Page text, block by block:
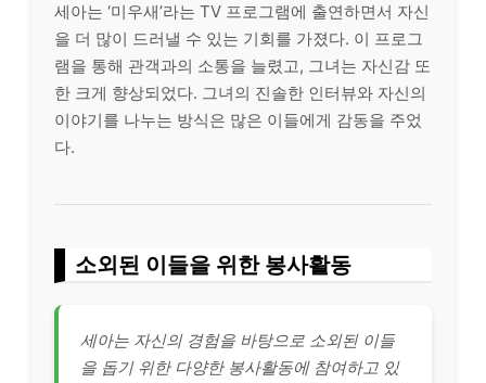
세아는 ‘미우새’라는 TV 프로그램에 출연하면서 자신
을 더 많이 드러낼 수 있는 기회를 가졌다. 이 프로그
램을 통해 관객과의 소통을 늘렸고, 그녀는 자신감 또
한 크게 향상되었다. 그녀의 진솔한 인터뷰와 자신의
이야기를 나누는 방식은 많은 이들에게 감동을 주었
다.
소외된 이들을 위한 봉사활동
세아는 자신의 경험을 바탕으로 소외된 이들
을 돕기 위한 다양한 봉사활동에 참여하고 있